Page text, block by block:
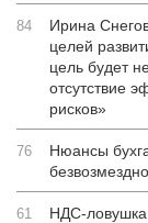
84
Ирина
целей
цель будет
отсутствие
рисков»
76
Нюансы
61
НДС-ловушка